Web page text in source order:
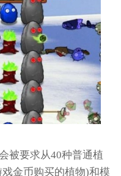
被要求从40种普通植
金币购买的植物)和模